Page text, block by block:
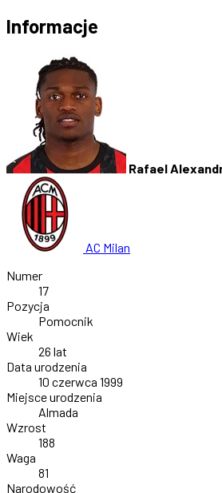
Informacje
Rafael
AC Milan
Numer
17
Pozycja
Pomocnik
Wiek
26 lat
Data urodzenia
10 czerwca 1999
Miejsce urodzenia
Almada
Wzrost
188
Waga
81
Narodowość